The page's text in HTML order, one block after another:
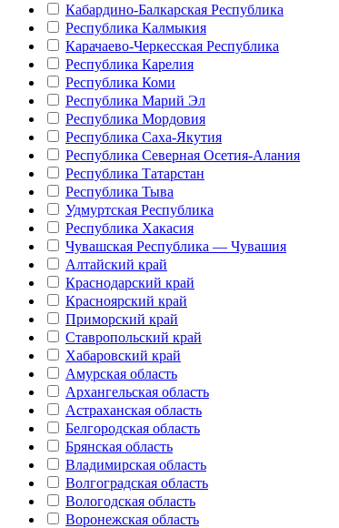
Кабардино-Балкарская Республика
Республика Калмыкия
Карачаево-Черкесская Республика
Республика Карелия
Республика Коми
Республика Марий Эл
Республика Мордовия
Республика Саха-Якутия
Республика Северная Осетия-Алания
Республика Татарстан
Республика Тыва
Удмуртская Республика
Республика Хакасия
Чувашская Республика — Чувашия
Алтайский край
Краснодарский край
Красноярский край
Приморский край
Ставропольский край
Хабаровский край
Амурская область
Архангельская область
Астраханская область
Белгородская область
Брянская область
Владимирская область
Волгоградская область
Вологодская область
Воронежская область